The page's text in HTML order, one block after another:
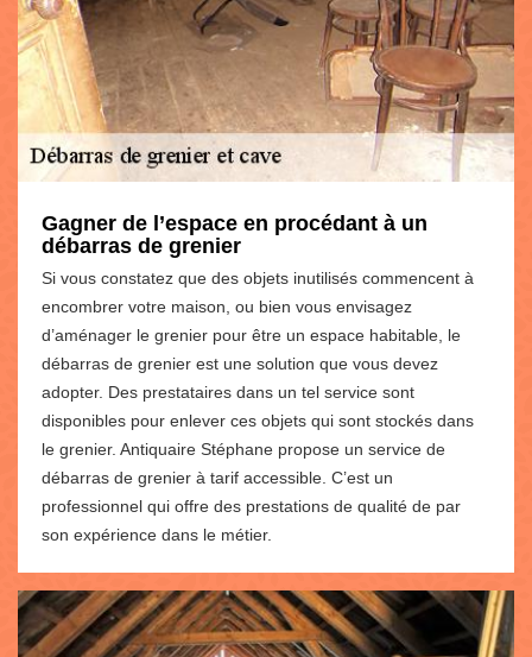
Gagner de l’espace en procédant à un
débarras de grenier
Si vous constatez que des objets inutilisés commencent à
encombrer votre maison, ou bien vous envisagez
d’aménager le grenier pour être un espace habitable, le
débarras de grenier est une solution que vous devez
adopter. Des prestataires dans un tel service sont
disponibles pour enlever ces objets qui sont stockés dans
le grenier. Antiquaire Stéphane propose un service de
débarras de grenier à tarif accessible. C’est un
professionnel qui offre des prestations de qualité de par
son expérience dans le métier.